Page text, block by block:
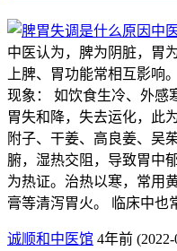
中医认为，脾为阴脏，胃
上脾、胃功能常相互影响
现象： 如饮食生冷、外感
胃失和降，失去运化，此
附子、干姜、高良姜、吴
腑，湿热交阻，导致胃中
为热证。治热以寒，常用
膏等清泻胃火。 临床中
诚顺和中医馆 4年前 (2022-